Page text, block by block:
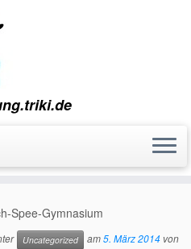
Spee-Gymnasium
Uncategorized am5. März 2014 von